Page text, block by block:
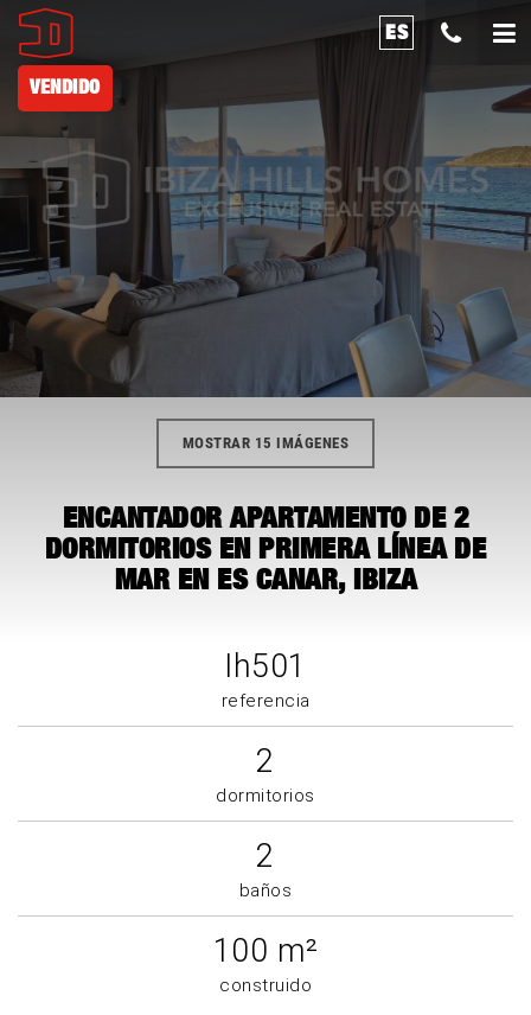
ES
MOSTRAR 15 IMÁGENES
VENDIDO
ENCANTADOR APARTAMENTO DE 2
DORMITORIOS EN PRIMERA LÍNEA DE
MAR EN ES CANAR, IBIZA
Ih501
referencia
2
dormitorios
2
baños
100 m²
construido